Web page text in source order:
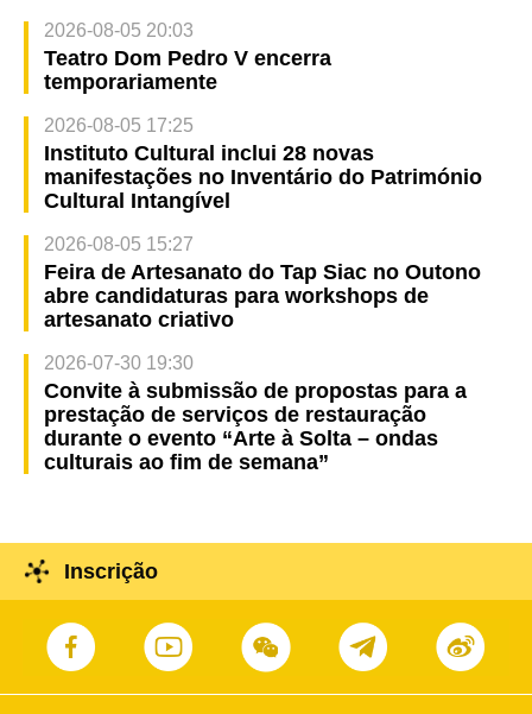
2026-08-05 20:03
Teatro Dom Pedro V encerra
temporariamente
2026-08-05 17:25
Instituto Cultural inclui 28 novas
manifestações no Inventário do Património
Cultural Intangível
2026-08-05 15:27
Feira de Artesanato do Tap Siac no Outono
abre candidaturas para workshops de
artesanato criativo
2026-07-30 19:30
Convite à submissão de propostas para a
prestação de serviços de restauração
durante o evento “Arte à Solta – ondas
culturais ao fim de semana”
Inscrição